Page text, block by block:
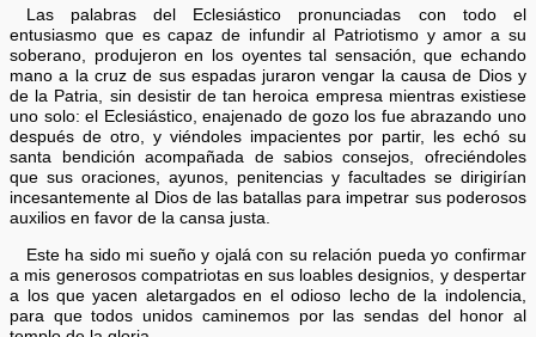
Las palabras del Eclesiástico pronunciadas con todo el
entusiasmo que es capaz de infundir al Patriotismo y amor a su
soberano, produjeron en los oyentes tal sensación, que echando
mano a la cruz de sus espadas juraron vengar la causa de Dios y
de la Patria, sin desistir de tan heroica empresa mientras existiese
uno solo: el Eclesiástico, enajenado de gozo los fue abrazando uno
después de otro, y viéndoles impacientes por partir, les echó su
santa bendición acompañada de sabios consejos, ofreciéndoles
que sus oraciones, ayunos, penitencias y facultades se dirigirían
incesantemente al Dios de las batallas para impetrar sus poderosos
auxilios en favor de la cansa justa.
Este ha sido mi sueño y ojalá con su relación pueda yo confirmar
a mis generosos compatriotas en sus loables designios, y despertar
a los que yacen aletargados en el odioso lecho de la indolencia,
para que todos unidos caminemos por las sendas del honor al